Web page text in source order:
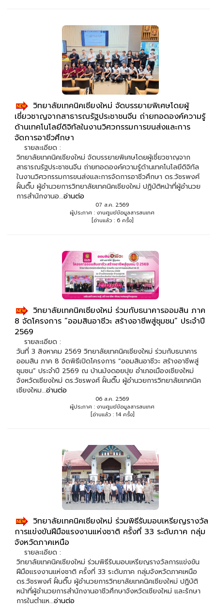
วิทยาลัยเทคนิคเชียงใหม่ จัดบรรยายพิเศษโดยผู้
เชี่ยวชาญจากสาธารณรัฐประชาชนจีน ถ่ายทอดองค์ความรู้
ด้านเทคโนโลยีดิจิทัลในงานวิศวกรรมการขนส่งและการ
จัดการอาชีวศึกษา
รายละเอียด :
วิทยาลัยเทคนิคเชียงใหม่ จัดบรรยายพิเศษโดยผู้เชี่ยวชาญจาก
สาธารณรัฐประชาชนจีน ถ่ายทอดองค์ความรู้ด้านเทคโนโลยีดิจิทัล
ในงานวิศวกรรมการขนส่งและการจัดการอาชีวศึกษา ดร.วัชรพงศ์
ฝั้นติ๊บ ผู้อำนวยการวิทยาลัยเทคนิคเชียงใหม่ ปฏิบัติหน้าที่ผู้อำนวย
การสำนักงานอ...อ่านต่อ
07 ส.ค. 2569
ผู้ประกาศ : งานศูนย์ข้อมูลสารสนเทศ
[อ่านแล้ว : 6 ครั้ง]
วิทยาลัยเทคนิคเชียงใหม่ ร่วมกับธนาคารออมสิน ภาค
8 จัดโครงการ “ออมสินอาชีวะ สร้างอาชีพสู่ชุมชน” ประจำปี
2569
รายละเอียด :
วันที่ 3 สิงหาคม 2569 วิทยาลัยเทคนิคเชียงใหม่ ร่วมกับธนาคาร
ออมสิน ภาค 8 จัดพิธีเปิดโครงการ “ออมสินอาชีวะ สร้างอาชีพสู่
ชุมชน” ประจำปี 2569 ณ บ้านม้งดอยปุย อำเภอเมืองเชียงใหม่
จังหวัดเชียงใหม่ ดร.วัชรพงศ์ ฝั้นติ๊บ ผู้อำนวยการวิทยาลัยเทคนิค
เชียงใหม...อ่านต่อ
06 ส.ค. 2569
ผู้ประกาศ : งานศูนย์ข้อมูลสารสนเทศ
[อ่านแล้ว : 14 ครั้ง]
วิทยาลัยเทคนิคเชียงใหม่ ร่วมพิธีรับมอบเหรียญรางวัล
การแข่งขันฝีมือแรงงานแห่งชาติ ครั้งที่ 33 ระดับภาค กลุ่ม
จังหวัดภาคเหนือ
รายละเอียด :
วิทยาลัยเทคนิคเชียงใหม่ ร่วมพิธีรับมอบเหรียญรางวัลการแข่งขัน
ฝีมือแรงงานแห่งชาติ ครั้งที่ 33 ระดับภาค กลุ่มจังหวัดภาคเหนือ
ดร.วัชรพงศ์ ฝั้นติ๊บ ผู้อำนวยการวิทยาลัยเทคนิคเชียงใหม่ ปฏิบัติ
หน้าที่ผู้อำนวยการสำนักงานอาชีวศึกษาจังหวัดเชียงใหม่ และรักษา
การในตำแห...อ่านต่อ